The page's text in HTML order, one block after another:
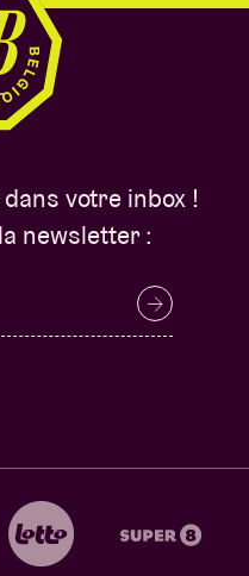
votre inbox !
newsletter :